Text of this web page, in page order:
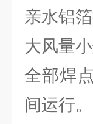
亲水铝
大风量
全部焊
间运行。